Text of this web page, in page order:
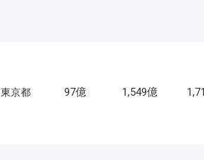
東京都 97億 1,549億